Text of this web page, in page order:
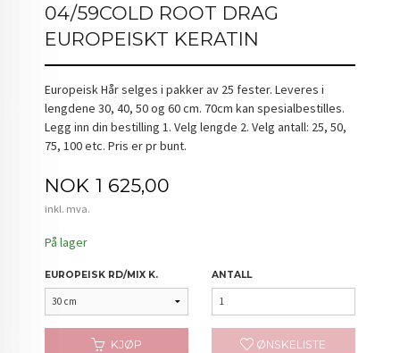
04/59COLD ROOT DRAG
EUROPEISKT KERATIN
Europeisk Hår selges i pakker av 25 fester. Leveres i
lengdene 30, 40, 50 og 60 cm. 70cm kan spesialbestilles.
Legg inn din bestilling 1. Velg lengde 2. Velg antall: 25, 50,
75, 100 etc. Pris er pr bunt.
Pris
NOK 1 625,00
inkl. mva.
På lager
EUROPEISK RD/MIX K. ANTALL
KJØP ØNSKELISTE